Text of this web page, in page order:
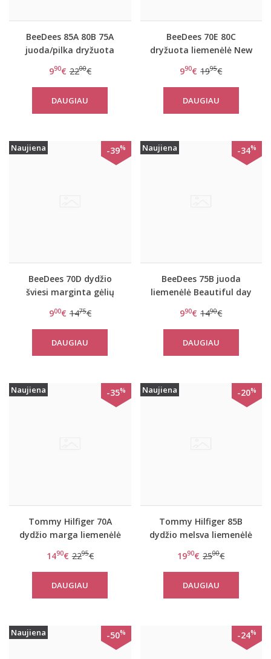
BeeDees 85A 80B 75A
juoda/pilka dryžuota
990€ 2200€
DAUGIAU
BeeDees 70E 80C
dryžuota liemenėlė New
990€ 1995€
DAUGIAU
Naujiena -39%
BeeDees 70D dydžio
šviesi marginta gėlių
liemenėlė Happy Heart
35 WDUM
900€ 1475€
DAUGIAU
Naujiena -34%
BeeDees 75B juoda
liemenėlė Beautiful day
990€ 1490€
DAUGIAU
Naujiena -35%
Tommy Hilfiger 70A
dydžio marga liemenėlė
1490€ 2295€
DAUGIAU
Naujiena -20%
Tommy Hilfiger 85B
dydžio melsva liemenėlė
1990€ 2500€
DAUGIAU
Naujiena -50% -24%